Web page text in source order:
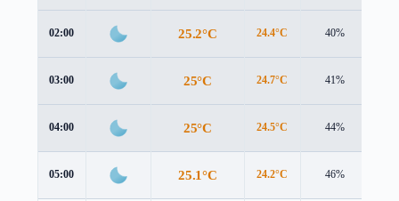
02:00 25.2°C 24.4°C 40%
03:00 25°C 24.7°C 41%
04:00 25°C 24.5°C 44%
05:00 25.1°C 24.2°C 46%